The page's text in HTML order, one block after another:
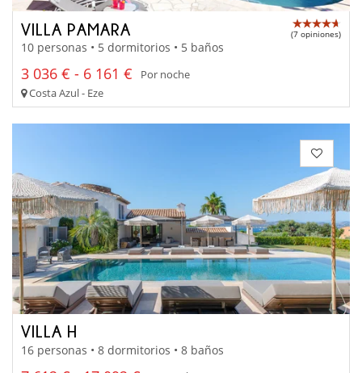
VILLA PAMARA (7 opiniones)
10 personas • 5 dormitorios • 5 baños
3 036 € - 6 161 €
Por noche
Costa Azul - Eze
VILLA H
16 personas • 8 dormitorios • 8 baños